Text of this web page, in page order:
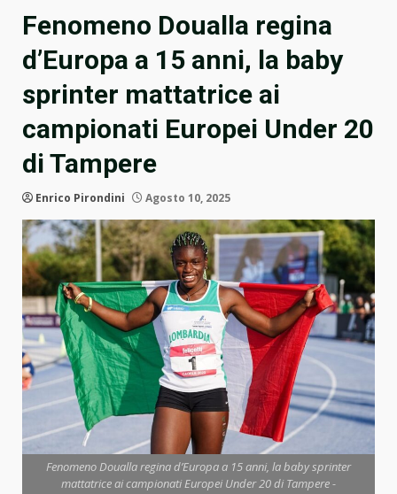
Fenomeno Doualla regina
d’Europa a 15 anni, la baby
sprinter mattatrice ai
campionati Europei Under 20
di Tampere
Enrico Pirondini Agosto 10, 2025
Fenomeno Doualla regina d’Europa a 15 anni, la baby sprinter
mattatrice ai campionati Europei Under 20 di Tampere -